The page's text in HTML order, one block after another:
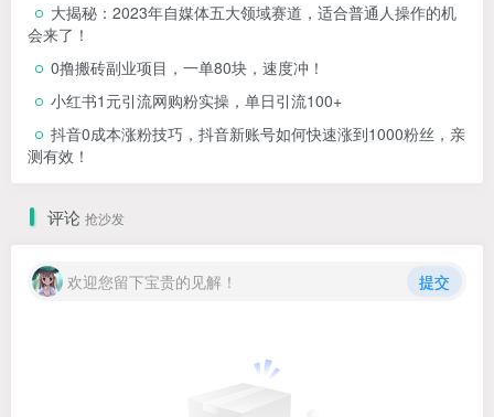
大揭秘：2023年自媒体五大领域赛道，适合普通人操作的机
会来了！
0撸搬砖副业项目，一单80块，速度冲！
小红书1元引流网购粉实操，单日引流100+
抖音0成本涨粉技巧，抖音新账号如何快速涨到1000粉丝，亲
测有效！
评论 抢沙发
欢迎您留下宝贵的见解！ 提交